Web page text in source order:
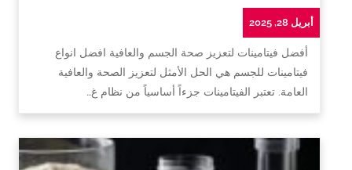
أبريل 28, 2025
أفضل فيتامينات لتعزيز صحة الجسم والعافية افضل انواع
فيتامينات للجسم هي الحل الأمثل لتعزيز الصحة والعافية
العامة. تعتبر الفيتامينات جزءاً أساسياً من نظام غ…